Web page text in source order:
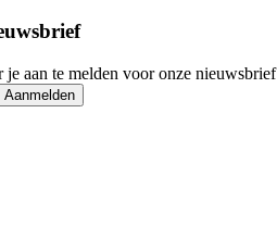
aan te melden voor onze nieuwsbrief
Aanmelden